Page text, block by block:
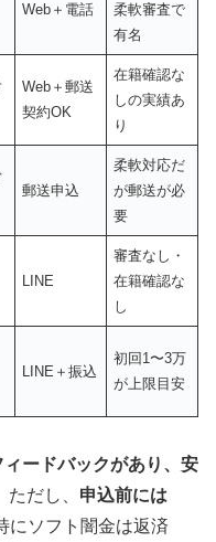
Web＋電話
柔軟審査で
有名
Web＋郵送
契約OK
在籍確認な
しの実績あ
り
郵送申込
柔軟対応だ
が郵送が必
要
LINE
審査なし・
在籍確認な
し
LINE＋振込
初回1〜3万
が上限目安
ードバックがあり、安
だし、 申込前には
にソフト闇金は返済